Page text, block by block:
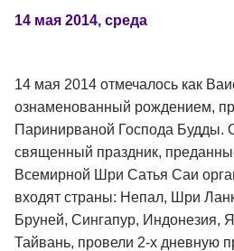
14 мая 2014, среда
14 мая 2014 отмечалось как
ознаменованный рождением,
Паринирваной Господа Будды.
священный праздник,
Всемирной Шри Сатья Саи
входят страны: Непал, Шри
Бруней, Сингапур, Индонезия,
Тайвань, провели 2-х дневную